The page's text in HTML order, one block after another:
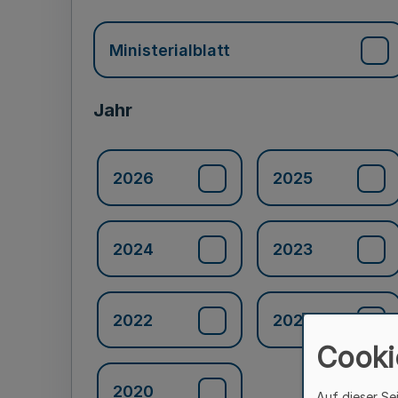
Ministerialblatt
Jahr
2026 2025
2024 2023
2022 2021
2020